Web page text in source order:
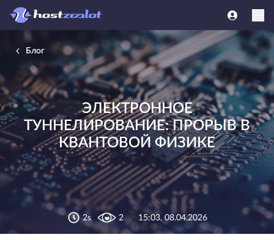
Блог
ЭЛЕКТРОННОЕ
ТУННЕЛИРОВАНИЕ: ПРОРЫВ В
КВАНТОВОЙ ФИЗИКЕ
2s 2 15:03, 08.04.2026